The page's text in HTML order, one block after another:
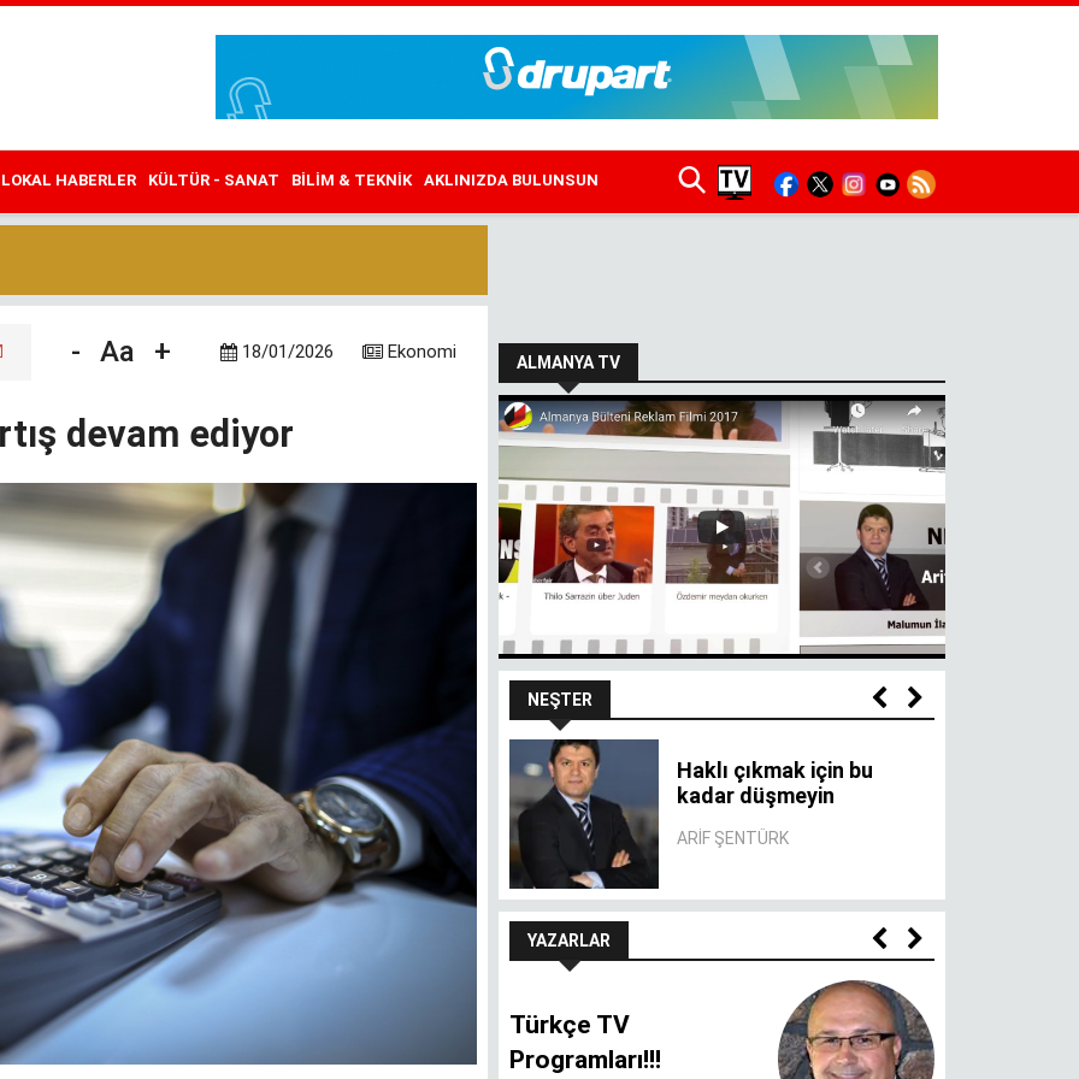
LOKAL HABERLER KÜLTÜR - SANAT BILIM & TEKNIK AKLINIZDA BULUNSUN
- Aa + 18/01/2026 Ekonomi
devam ediyor
ALMANYA TV
NEŞTER
100 yaşındaki
devletten 18’lik
delikanlı refleksi
ARIF ŞENTÜRK
Haklı çıkmak için bu
kadar düşmeyin
ARIF ŞENTÜRK
YAZARLAR
Türkçe TV
Programları!!!